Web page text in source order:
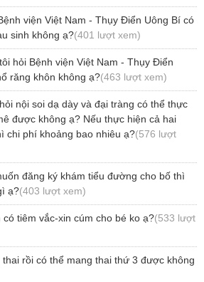
viện Việt Nam - Thụy Điển Uông Bí có
sinh không ạ?(401 lượt xem)
hỏi Bệnh viện Việt Nam - Thụy Điển
răng khôn không ạ?(463 lượt xem)
nội soi dạ dày và đại tràng có thể thực
được không ạ? Nếu thực hiện cả hai
chi phí khoảng bao nhiêu ạ?(576 lượt
đăng ký khám tiểu đường cho bố thì
ạ?(403 lượt xem)
tiêm vắc-xin cúm cho bé ko ạ?(533 lượt
rồi có thể mang thai thứ 3 được không